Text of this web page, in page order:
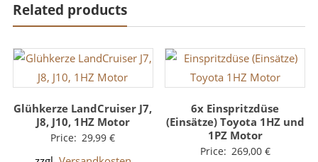
Related products
Glühkerze LandCruiser J7,
J8, J10, 1HZ Motor
Price: 29,99€
6x Einspritzdüse
(Einsätze) Toyota 1HZ und
1PZ Motor
Price: 269,00 €